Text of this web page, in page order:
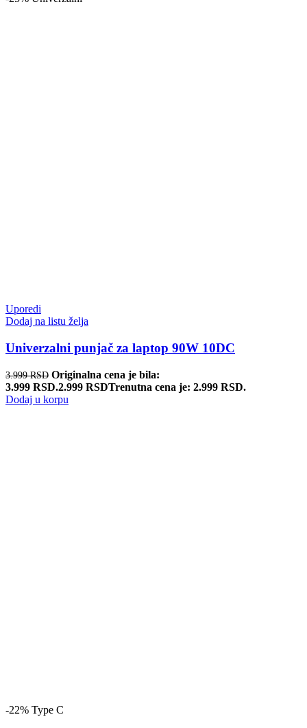
Uporedi
Dodaj na listu želja
Univerzalni punjač za laptop 90W 10DC
3.999RSD Originalna cena je bila:
3.999 RSD.2.999 RSDTrenutna cena je: 2.999 RSD.
Dodaj u korpu
-22% Type C